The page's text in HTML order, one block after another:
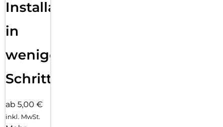
Installation
in
wenigen
Schritten
ab 5,00 €
inkl. MwSt.